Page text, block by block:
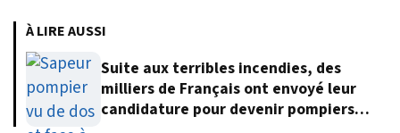
À LIRE AUSSI
Suite aux terribles incendies, des
milliers de Français ont envoyé leur
candidature pour devenir pompiers